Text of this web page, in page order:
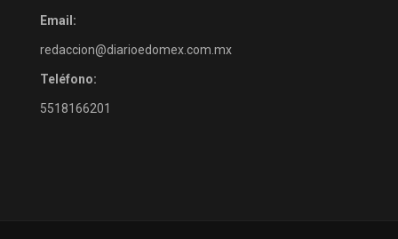
Email:
redaccion@diarioedomex.com.mx
Teléfono:
5518166201